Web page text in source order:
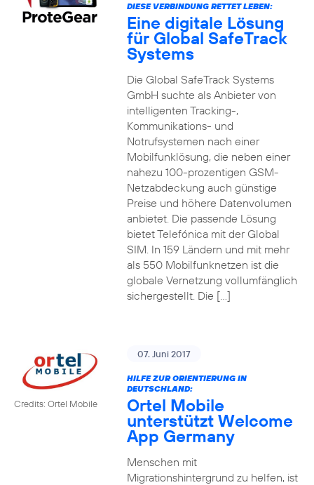
DIESE VERBINDUNG RETTET LEBEN:
Eine digitale Lösung
für Global SafeTrack
Systems
Die Global SafeTrack Systems
GmbH suchte als Anbieter von
intelligenten Tracking-,
Kommunikations- und
Notrufsystemen nach einer
Mobilfunklösung, die neben einer
nahezu 100-prozentigen GSM-
Netzabdeckung auch günstige
Preise und höhere Datenvolumen
anbietet. Die passende Lösung
bietet Telefónica mit der Global
SIM. In 159 Ländern und mit mehr
als 550 Mobilfunknetzen ist die
globale Vernetzung vollumfänglich
sichergestellt. Die […]
Credits: Ortel Mobile
07. Juni 2017
HILFE ZUR ORIENTIERUNG IN
DEUTSCHLAND:
Ortel Mobile
unterstützt Welcome
App Germany
Menschen mit
Migrationshintergrund zu helfen, ist